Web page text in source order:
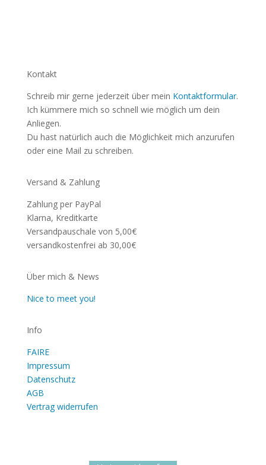
Kontakt
Schreib mir gerne jederzeit über mein Kontaktformular.
Ich kümmere mich so schnell wie möglich um dein
Anliegen.
Du hast natürlich auch die Möglichkeit mich anzurufen
oder eine Mail zu schreiben.
Versand & Zahlung
Zahlung per PayPal
Klarna, Kreditkarte
Versandpauschale von 5,00€
versandkostenfrei ab 30,00€
Über mich & News
Nice to meet you!
Info
FAIRE
Impressum
Datenschutz
AGB
Vertrag widerrufen